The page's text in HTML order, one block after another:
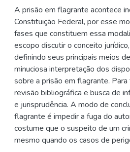
A prisão em flagrante acontece
Constituição Federal, por esse
fases que constituem essa
escopo discutir o conceito
definindo seus principais meios
minuciosa interpretação dos
sobre a prisão em flagrante.
revisão bibliográfica e busca de
e jurisprudência. A modo de
flagrante é impedir a fuga do
costume que o suspeito de um
mesmo quando os casos de